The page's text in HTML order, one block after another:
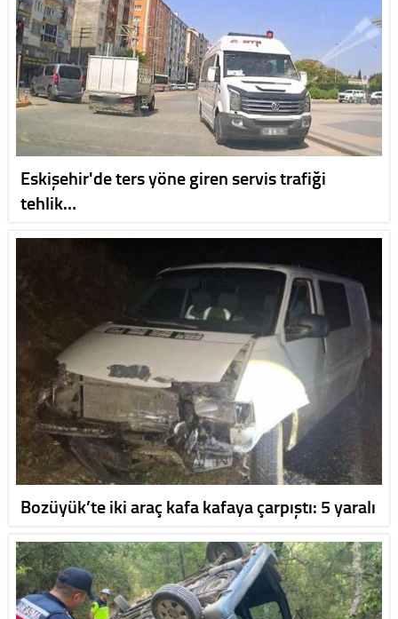
Eskişehir'de ters yöne giren servis trafiği
tehlik…
Bozüyük’te iki araç kafa kafaya çarpıştı: 5 yaralı